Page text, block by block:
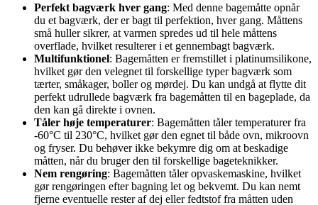
Perfekt bagværk hver gang: Med denne bagemåtte opnår
du et bagværk, der er bagt til perfektion, hver gang. Måttens
små huller sikrer, at varmen spredes ud til hele måttens
overflade, hvilket resulterer i et gennembagt bagværk.
Multifunktionel: Bagemåtten er fremstillet i platinumsilikone,
hvilket gør den velegnet til forskellige typer bagværk som
tærter, småkager, boller og mørdej. Du kan undgå at flytte dit
perfekt udrullede bagværk fra bagemåtten til en bageplade, da
den kan gå direkte i ovnen.
Tåler høje temperaturer: Bagemåtten tåler temperaturer fra
-60°C til 230°C, hvilket gør den egnet til både ovn, mikroovn
og fryser. Du behøver ikke bekymre dig om at beskadige
måtten, når du bruger den til forskellige bageteknikker.
Nem rengøring: Bagemåtten tåler opvaskemaskine, hvilket
gør rengøringen efter bagning let og bekvemt. Du kan nemt
fjerne eventuelle rester af dej eller fedtstof fra måtten uden